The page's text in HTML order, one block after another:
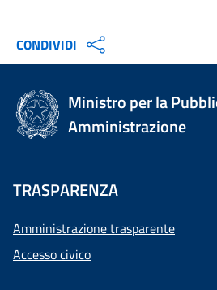
CONDIVIDI
Ministro per la
Amministrazione
TRASPARENZA
Amministrazione trasparente
Accesso civico